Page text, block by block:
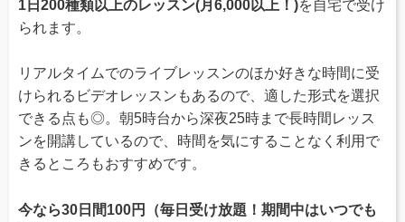
1日200種類以上のレッスン(月6,000以上！)を自宅で受け
られます。
リアルタイムでのライブレッスンのほか好きな時間に受
けられるビデオレッスンもあるので、適した形式を選択
できる点も◎。朝5時台から深夜25時まで長時間レッス
ンを開講しているので、時間を気にすることなく利用で
きるところもおすすめです。
今なら30日間100円（毎日受け放題！期間中はいつでも